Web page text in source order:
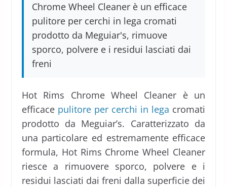
Chrome Wheel Cleaner è un efficace
pulitore per cerchi in lega cromati
prodotto da Meguiar's, rimuove
sporco, polvere e i residui lasciati dai
freni
Hot Rims Chrome Wheel Cleaner è un
efficace pulitore per cerchi in lega cromati
prodotto da Meguiar’s. Caratterizzato da
una particolare ed estremamente efficace
formula, Hot Rims Chrome Wheel Cleaner
riesce a rimuovere sporco, polvere e i
residui lasciati dai freni dalla superficie dei